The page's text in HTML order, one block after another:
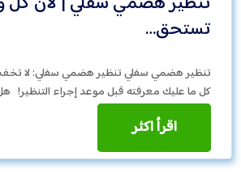
تستحق…
تنظير هضمي سفلي تنظير هضمي سفلي: لا
كل ما عليك معرفته قبل موعد إجراء
اقرأ اكثر